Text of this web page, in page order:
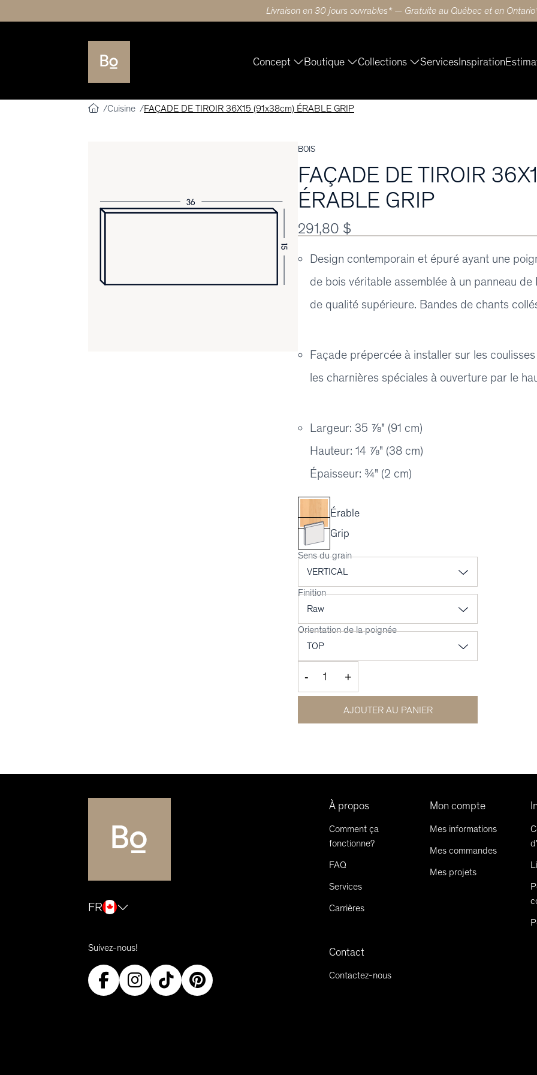
Livraison en 30 jours ouvrables* — Gratuite au Québec et en
Concept Boutique Collections ServicesInspiration
Cuisine FAÇADE DE TIROIR 36X15 (91x38cm) ÉRABLE GRIP
BOIS
FAÇADE DE TIROIR
ÉRABLE GRIP
291,80 $
Design contemporain et épuré ayant une
de bois véritable assemblée à un panneau
de qualité supérieure. Bandes de chants
Façade prépercée à installer sur les
les charnières spéciales à ouverture par le
Largeur: 35 ⅞" (91 cm)
Hauteur: 14 ⅞" (38 cm)
Épaisseur: ¾" (2 cm)
Érable
Grip
Sens du grain
Finition
Orientation de la poignée
- +
AJOUTER AU PANIER
FR
À propos
Comment ça
fonctionne?
FAQ
Services
Carrières
Mon compte
Mes informations
Mes commandes
Mes projets
Contact
Contactez-nous
Suivez-nous!